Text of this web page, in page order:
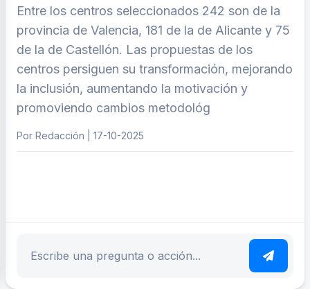
Entre los centros seleccionados 242 son de la
provincia de Valencia, 181 de la de Alicante y 75
de la de Castellón. Las propuestas de los
centros persiguen su transformación, mejorando
la inclusión, aumentando la motivación y
promoviendo cambios metodológ
Por Redacción | 17-10-2025
Escribe tu pregunta